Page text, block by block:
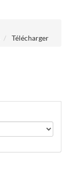
Télécharger